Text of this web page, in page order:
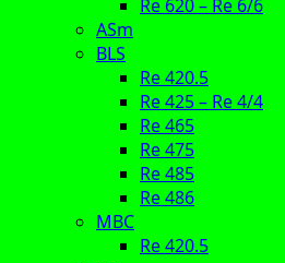
Re 620 – Re 6/6
ASm
BLS
Re 420.5
Re 425 – Re 4/4
Re 465
Re 475
Re 485
Re 486
MBC
Re 420.5